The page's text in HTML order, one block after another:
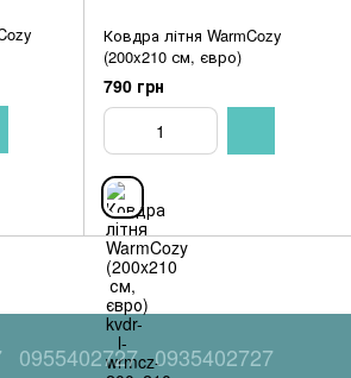
Ковдра літня WarmCozy
(200x210 см, євро)
790 грн
0955402727 0935402727